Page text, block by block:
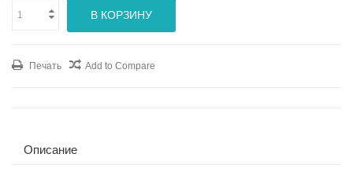
В КОРЗИНУ
Печать Add to Compare
Описание